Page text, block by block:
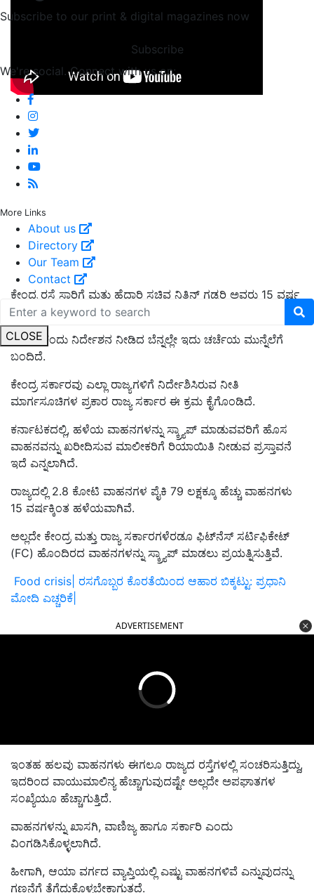
Subscribe to our print & digital magazines now
Subscribe
We're social. Connect with us on:
More Links
About us
Directory
Our Team
Contact
CLOSE
ಕೇಂದ್ರ ರಸ್ತೆ ಸಾರಿಗೆ ಮತ್ತು ಹೆದ್ದಾರಿ ಸಚಿವ ನಿತಿನ್ ಗಡ್ಕರಿ ಅವರು 15 ವರ್ಷ
ಪೂರೈಸಿದ ಎಲ್ಲಾ ಸರ್ಕಾರಿ ವಾಹನಗಳನ್ನು ರದ್ದಿಗೆ
ಹಾಕಬೇಕೆಂದು ನಿರ್ದೇಶನ ನೀಡಿದ ಬೆನ್ನಲ್ಲೇ ಇದು ಚರ್ಚೆಯ ಮುನ್ನೆಲೆಗೆ
ಬಂದಿದೆ.
ಕೇಂದ್ರ ಸರ್ಕಾರವು ಎಲ್ಲಾ ರಾಜ್ಯಗಳಿಗೆ ನಿರ್ದೇಶಿಸಿರುವ ನೀತಿ
ಮಾರ್ಗಸೂಚಿಗಳ ಪ್ರಕಾರ ರಾಜ್ಯ ಸರ್ಕಾರ ಈ ಕ್ರಮ ಕೈಗೊಂಡಿದೆ.
ಕರ್ನಾಟಕದಲ್ಲಿ, ಹಳೆಯ ವಾಹನಗಳನ್ನು ಸ್ಕ್ರ್ಯಾಪ್ ಮಾಡುವವರಿಗೆ ಹೊಸ
ವಾಹನವನ್ನು ಖರೀದಿಸುವ ಮಾಲೀಕರಿಗೆ ರಿಯಾಯಿತಿ ನೀಡುವ ಪ್ರಸ್ತಾವನೆ
ಇದೆ ಎನ್ನಲಾಗಿದೆ.
ರಾಜ್ಯದಲ್ಲಿ 2.8 ಕೋಟಿ ವಾಹನಗಳ ಪೈಕಿ 79 ಲಕ್ಷಕ್ಕೂ ಹೆಚ್ಚು ವಾಹನಗಳು
15 ವರ್ಷಕ್ಕಿಂತ ಹಳೆಯವಾಗಿವೆ.
ಅಲ್ಲದೇ ಕೇಂದ್ರ ಮತ್ತು ರಾಜ್ಯ ಸರ್ಕಾರಗಳೆರಡೂ ಫಿಟ್‌ನೆಸ್ ಸರ್ಟಿಫಿಕೇಟ್
(FC) ಹೊಂದಿರದ ವಾಹನಗಳನ್ನು ಸ್ಕ್ರ್ಯಾಪ್ ಮಾಡಲು ಪ್ರಯತ್ನಿಸುತ್ತಿವೆ.
Food crisis| ರಸಗೊಬ್ಬರ ಕೊರತೆಯಿಂದ ಆಹಾರ ಬಿಕ್ಕಟ್ಟು: ಪ್ರಧಾನಿ
ಮೋದಿ ಎಚ್ಚರಿಕೆ|
ADVERTISEMENT
ಇಂತಹ ಹಲವು ವಾಹನಗಳು ಈಗಲೂ ರಾಜ್ಯದ ರಸ್ತೆಗಳಲ್ಲಿ ಸಂಚರಿಸುತ್ತಿದ್ದು,
ಇದರಿಂದ ವಾಯುಮಾಲಿನ್ಯ ಹೆಚ್ಚಾಗುವುದಷ್ಟೇ ಅಲ್ಲದೇ ಅಪಘಾತಗಳ
ಸಂಖ್ಯೆಯೂ ಹೆಚ್ಚಾಗುತ್ತಿದೆ.
ವಾಹನಗಳನ್ನು ಖಾಸಗಿ, ವಾಣಿಜ್ಯ ಹಾಗೂ ಸರ್ಕಾರಿ ಎಂದು
ವಿಂಗಡಿಸಿಕೊಳ್ಳಲಾಗಿದೆ.
ಹೀಗಾಗಿ, ಆಯಾ ವರ್ಗದ ವ್ಯಾಪ್ತಿಯಲ್ಲಿ ಎಷ್ಟು ವಾಹನಗಳಿವೆ ಎನ್ನುವುದನ್ನು
ಗಣನೆಗೆ ತೆಗೆದುಕೊಳ್ಳಬೇಕಾಗುತ್ತದೆ.